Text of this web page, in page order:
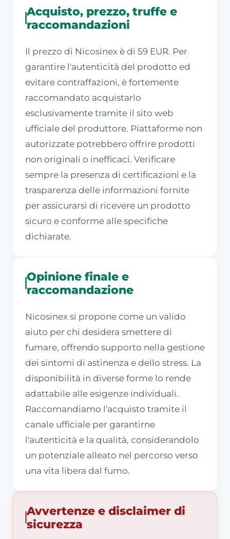
Acquisto, prezzo, truffe e
raccomandazioni
Il prezzo di Nicosinex è di 59 EUR. Per
garantire l'autenticità del prodotto ed
evitare contraffazioni, è fortemente
raccomandato acquistarlo
esclusivamente tramite il sito web
ufficiale del produttore. Piattaforme non
autorizzate potrebbero offrire prodotti
non originali o inefficaci. Verificare
sempre la presenza di certificazioni e la
trasparenza delle informazioni fornite
per assicurarsi di ricevere un prodotto
sicuro e conforme alle specifiche
dichiarate.
Opinione finale e
raccomandazione
Nicosinex si propone come un valido
aiuto per chi desidera smettere di
fumare, offrendo supporto nella gestione
dei sintomi di astinenza e dello stress. La
disponibilità in diverse forme lo rende
adattabile alle esigenze individuali.
Raccomandiamo l'acquisto tramite il
canale ufficiale per garantirne
l'autenticità e la qualità, considerandolo
un potenziale alleato nel percorso verso
una vita libera dal fumo.
Avvertenze e disclaimer di
sicurezza